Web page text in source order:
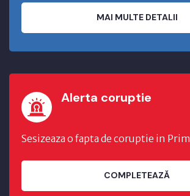
MAI MULTE DETALII
Alerta coruptie
Sesizeaza o fapta de coruptie in
COMPLETEAZĂ